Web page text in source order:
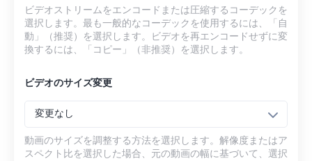
ビデオストリームをエンコードまたは圧縮するコーデックを
選択します。最も一般的なコーデックを使用するには、「自
動」（推奨）を選択します。ビデオを再エンコードせずに変
換するには、「コピー」（非推奨）を選択します。
ビデオのサイズ変更
変更なし
動画のサイズを調整する方法を選択します。解像度またはア
スペクト比を選択した場合、元の動画の幅に基づいて、選択